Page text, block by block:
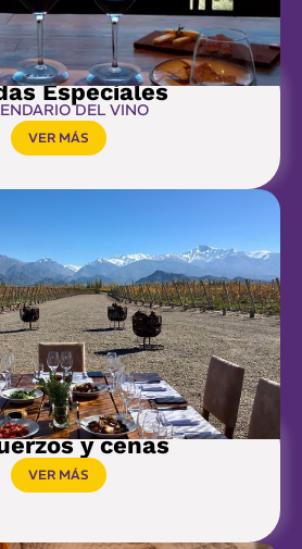
Especiales
DEL VINO
VER MÁS
y cenas
VER MÁS